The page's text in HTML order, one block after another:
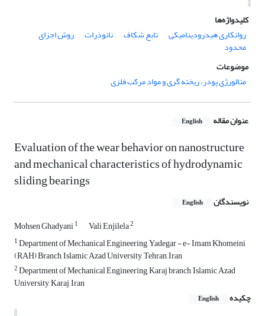
کلیدواژه‌ها
روانکاری هیدرودینامیکی
تابع شکاف نانوذرات روش اجزای
محدود
موضوعات
متالورژی پودر، ریخته گری و مواد مرکب فلزی
عنوان مقاله English
Evaluation of the wear behavior on nanostructure
and mechanical characteristics of hydrodynamic
sliding bearings
نویسندگان English
Mohsen Ghadyani1 Vali Enjilela2
1Department of Mechanical Engineering, Yadegar - e- Imam Khomeini
(RAH) Branch, Islamic Azad University, Tehran, Iran
2Department of Mechanical Engineering, Karaj branch, Islamic Azad
University, Karaj, Iran
چکیده
English